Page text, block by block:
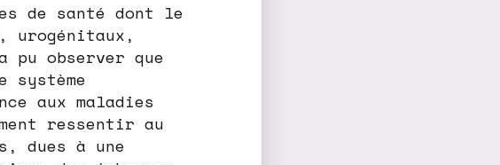
de santé dont le
urogénitaux,
pu observer que
système
aux maladies
ressentir au
dues à une